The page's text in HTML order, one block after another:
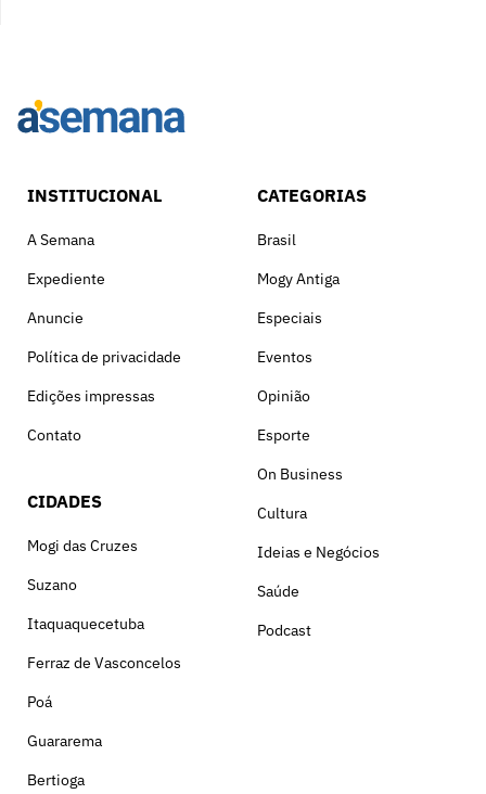
INSTITUCIONAL
A Semana
Expediente
Anuncie
Política de privacidade
Edições impressas
Contato
CIDADES
Mogi das Cruzes
Suzano
Itaquaquecetuba
Ferraz de Vasconcelos
Poá
Guararema
Bertioga
CATEGORIAS
Brasil
Mogy Antiga
Especiais
Eventos
Opinião
Esporte
On Business
Cultura
Ideias e Negócios
Saúde
Podcast